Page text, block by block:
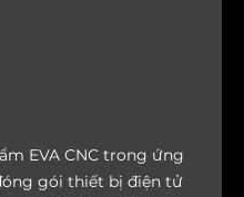
EVA CNC trong ứng
gói thiết bị điện tử